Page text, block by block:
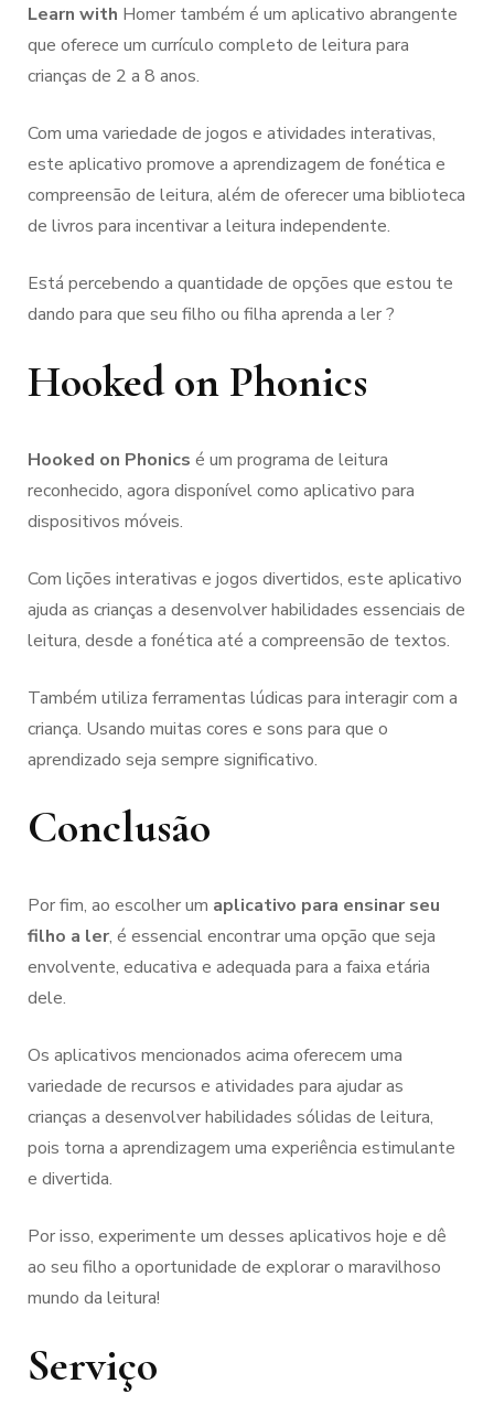
Learn with Homer também é um aplicativo abrangente
que oferece um currículo completo de leitura para
crianças de 2 a 8 anos.
Com uma variedade de jogos e atividades interativas,
este aplicativo promove a aprendizagem de fonética e
compreensão de leitura, além de oferecer uma biblioteca
de livros para incentivar a leitura independente.
Está percebendo a quantidade de opções que estou te
dando para que seu filho ou filha aprenda a ler ?
Hooked on Phonics
Hooked on Phonics é um programa de leitura
reconhecido, agora disponível como aplicativo para
dispositivos móveis.
Com lições interativas e jogos divertidos, este aplicativo
ajuda as crianças a desenvolver habilidades essenciais de
leitura, desde a fonética até a compreensão de textos.
Também utiliza ferramentas lúdicas para interagir com a
criança. Usando muitas cores e sons para que o
aprendizado seja sempre significativo.
Conclusão
Por fim, ao escolher um aplicativo para ensinar seu
filho a ler, é essencial encontrar uma opção que seja
envolvente, educativa e adequada para a faixa etária
dele.
Os aplicativos mencionados acima oferecem uma
variedade de recursos e atividades para ajudar as
crianças a desenvolver habilidades sólidas de leitura,
pois torna a aprendizagem uma experiência estimulante
e divertida.
Por isso, experimente um desses aplicativos hoje e dê
ao seu filho a oportunidade de explorar o maravilhoso
mundo da leitura!
Serviço